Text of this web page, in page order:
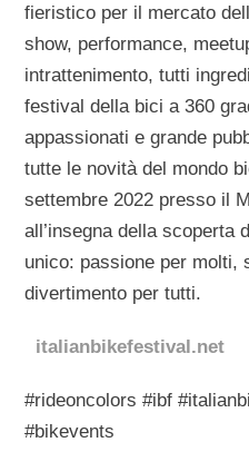
fieristico per il mercato
show, performance,
intrattenimento, tutti
festival della bici a 360
appassionati e grande
tutte le novità del mondo
settembre 2022 presso il
all’insegna della scoperta
unico: passione per molti,
divertimento per tutti.
italianbikefestival.net
#rideoncolors #ibf
#bikevents